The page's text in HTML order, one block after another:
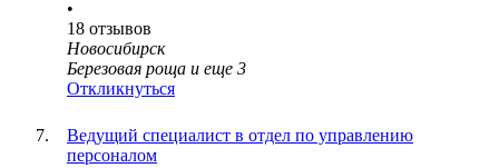
•
18 отзывов
Новосибирск
Березовая роща и еще 3
Откликнуться
Ведущий специалист в отдел по управлению
персоналом